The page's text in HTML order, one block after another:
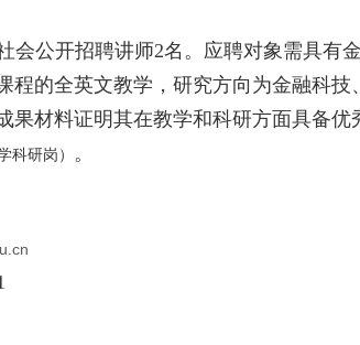
会公开招聘讲师2名。应聘对象需具有
程的全英文教学，研究方向为金融科
果材料证明其在教学和科研方面具备优
科研岗） 。